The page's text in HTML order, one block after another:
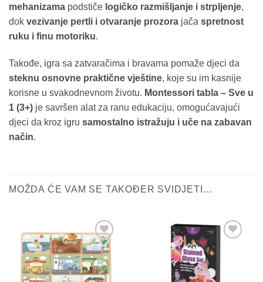
mehanizama podstiče logičko razmišljanje i strpljenje,
dok vezivanje pertli i otvaranje prozora jača spretnost
ruku i finu motoriku.
Takođe, igra sa zatvaračima i bravama pomaže djeci da
steknu osnovne praktične vještine, koje su im kasnije
korisne u svakodnevnom životu. Montessori tabla – Sve u
1 (3+) je savršen alat za ranu edukaciju, omogućavajući
djeci da kroz igru samostalno istražuju i uče na zabavan
način.
MOŽDA ĆE VAM SE TAKOĐER SVIDJETI…
Sačuvaj
proizvod
Sačuvaj
proizvod